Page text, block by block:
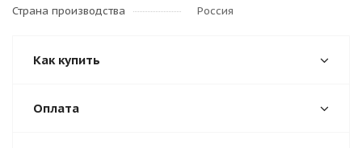
Страна производства
Россия
Как купить
Оплата